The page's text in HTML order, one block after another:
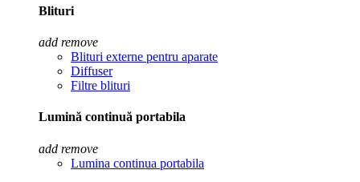
Blituri
add remove
Blituri externe pentru aparate
Diffuser
Filtre blituri
Lumină continuă portabila
add remove
Lumina continua portabila